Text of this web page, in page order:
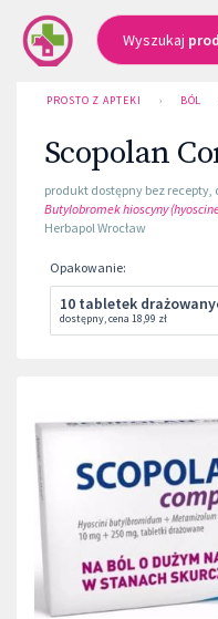
Wyszukaj
PROSTO Z APTEKI › BÓL
Scopolan
produkt dostępny bez recepty,
Butylobromek hioscyny
Herbapol Wrocław
Opakowanie:
10 tabletek
dostępny,cena 18,99 zł